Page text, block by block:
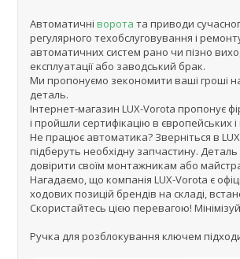
Автоматичні ворота та приводи
регулярного техобслуговування і
автоматичних систем рано чи пізно
експлуатації або заводський брак.
Ми пропонуємо зекономити ваші гроші
деталь.
Інтернет-магазин LUX-Vorota пропонує
і пройшли сертифікацію в європейських
Не працює автоматика? Зверніться в
підберуть необхідну запчастину.
довірити своїм монтажникам або
Нагадаємо, що компанія LUX-Vorota є
ходових позицій брендів на складі,
Скористайтесь цією перевагою!
Ручка для розблокування ключем